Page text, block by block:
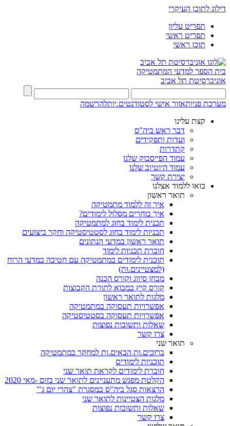
דילוג לתוכן העיקרי
תפריט עליון
תפריט ראשי
תוכן ראשי
בית הספר למדעי המתמטיקה
אוניברסיטת תל אביב
מערכת פניותאזור אישי לסטודנטים.יותלהרשמה
קצת עלינו
דבר ראש ביה"ס
ועדות ותפקידים
קתדרות
עמוד הפייסבוק שלנו
עמוד היוטיוב שלנו
יצירת קשר
בואו ללמוד אצלנו
תואר ראשון
איך זה ללמוד מתמטיקה
איך בוחרים מסלול לימודים?
תכנית לימוד בחוג למתמטיקה
תכניות לימוד בחוג לסטטיסטיקה וחקר ביצועים
תואר ראשון במדעי הנתונים
חוברת תכניות לימוד
תוכנית לימודים במתמטיקה עם חטיבה במדעי הרוח
(למצטיינים.ות)
מבחן סיווג וקורס הכנה
קורס קיץ במבוא לתורת הקבוצות
מלגות לתואר ראשון
אפשרויות תעסוקה במתמטיקה
אפשרויות תעסוקה בסטטיסטיקה
שאלות ותשובות נפוצות
צרו קשר
תואר שני
ברוכים.ות הבאים.ות למחקר במתמטיקה
תוכניות לימודים
חוברת לימודים לקראת תואר שני
הקלטת מפגש מתעניינים לתואר שני בזום -מאי 2020
הרצאות סגל ביה"ס במסגרת "צהרי יום ג'"
מלגות הצטיינות לתואר שני
שאלות ותשובות נפוצות
צרו קשר